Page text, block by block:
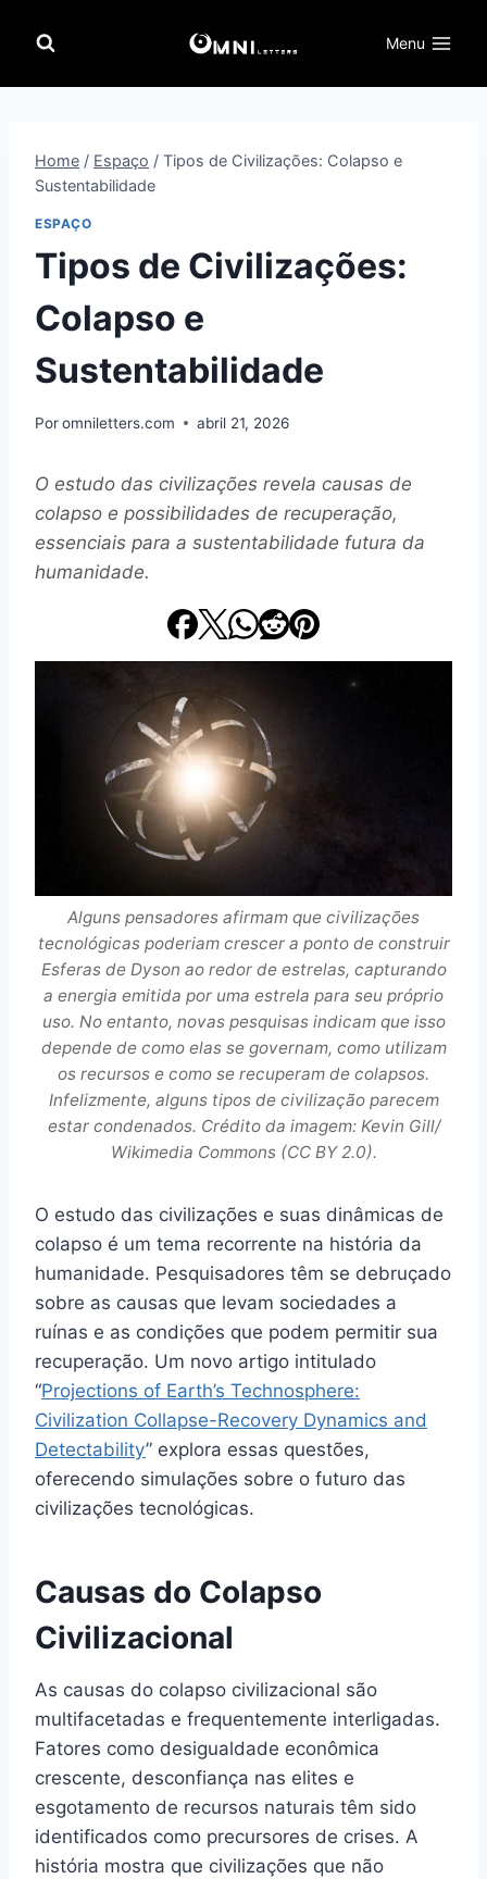
para
Menu
Home / Espaço / Tipos de Civilizações: Colapso e
Sustentabilidade
ESPAÇO
Tipos de Civilizações:
Colapso e
Sustentabilidade
Poromniletters.com abril 21, 2026
O estudo das civilizações revela causas de
colapso e possibilidades de recuperação,
essenciais para a sustentabilidade futura da
humanidade.
Alguns pensadores afirmam que civilizações
tecnológicas poderiam crescer a ponto de construir
Esferas de Dyson ao redor de estrelas, capturando
a energia emitida por uma estrela para seu próprio
uso. No entanto, novas pesquisas indicam que isso
depende de como elas se governam, como utilizam
os recursos e como se recuperam de colapsos.
Infelizmente, alguns tipos de civilização parecem
estar condenados. Crédito da imagem: Kevin Gill/
Wikimedia Commons (CC BY 2.0).
O estudo das civilizações e suas dinâmicas de
colapso é um tema recorrente na história da
humanidade. Pesquisadores têm se debruçado
sobre as causas que levam sociedades a
ruínas e as condições que podem permitir sua
recuperação. Um novo artigo intitulado
“Projections of Earth’s Technosphere:
Civilization Collapse-Recovery Dynamics and
Detectability” explora essas questões,
oferecendo simulações sobre o futuro das
civilizações tecnológicas.
Causas do Colapso
Civilizacional
As causas do colapso civilizacional são
multifacetadas e frequentemente interligadas.
Fatores como desigualdade econômica
crescente, desconfiança nas elites e
esgotamento de recursos naturais têm sido
identificados como precursores de crises. A
história mostra que civilizações que não